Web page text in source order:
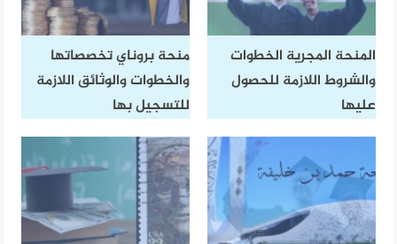
المنحة المجرية الخطوات
والشروط اللازمة للحصول
عليها
منحة بروناي تخصصاتها
والخطوات والوثائق اللازمة
للتسجيل بها